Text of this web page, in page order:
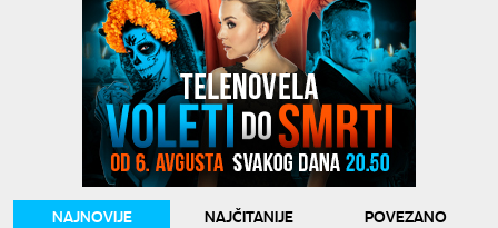
NAJNOVIJE NAJČITANIJE
POVEZANO